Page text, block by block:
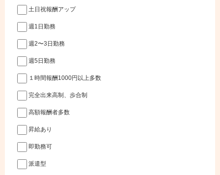
土日祝報酬アップ
週1日勤務
週2〜3日勤務
週5日勤務
１時間報酬1000円以上多数
完全出来高制、歩合制
高額報酬者多数
昇給あり
即勤務可
派遣型